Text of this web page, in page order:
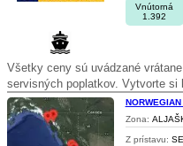
Vnútorná
1.392
Všetky ceny sú uvádzané
servisných poplatkov. Vytvorte si
Zona:
Z prístavu: